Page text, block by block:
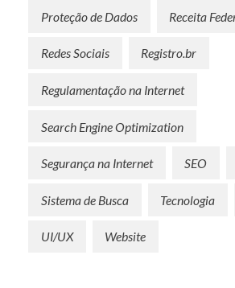
Proteção de Dados Receita
Redes Sociais Registro.br
Regulamentação na Internet
Search Engine Optimization
Segurança na Internet SEO
Sistema de Busca Tecnologia
UI/UX Website